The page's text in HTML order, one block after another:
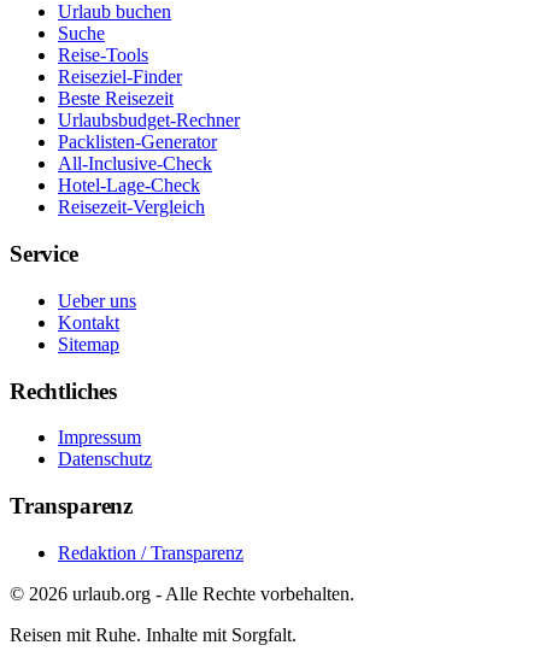
Urlaub buchen
Suche
Reise-Tools
Reiseziel-Finder
Beste Reisezeit
Urlaubsbudget-Rechner
Packlisten-Generator
All-Inclusive-Check
Hotel-Lage-Check
Reisezeit-Vergleich
Service
Ueber uns
Kontakt
Sitemap
Rechtliches
Impressum
Datenschutz
Transparenz
Redaktion / Transparenz
© 2026 urlaub.org - Alle Rechte vorbehalten.
Reisen mit Ruhe. Inhalte mit Sorgfalt.